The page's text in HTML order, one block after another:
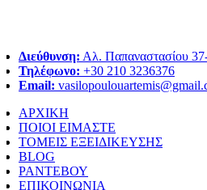
Διεύθυνση: Αλ. Παπαναστασίου
Τηλέφωνο: +30 210 3236376
Email:
ΑΡΧΙΚΗ
ΠΟΙΟΙ ΕΙΜΑΣΤΕ
ΤΟΜΕΙΣ ΕΞΕΙΔΙΚΕΥΣΗΣ
BLOG
ΡΑΝΤΕΒΟΥ
ΕΠΙΚΟΙΝΩΝΙΑ